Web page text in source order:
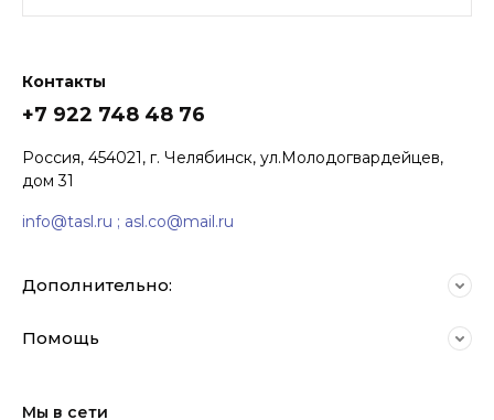
Комплекты акустических
систем
Контакты
+7 922 748 48 76
Россия, 454021, г. Челябинск, ул.Молодогвардейцев,
дом 31
info@tasl.ru ; asl.co@mail.ru
Дополнительно:
Помощь
Мы в сети